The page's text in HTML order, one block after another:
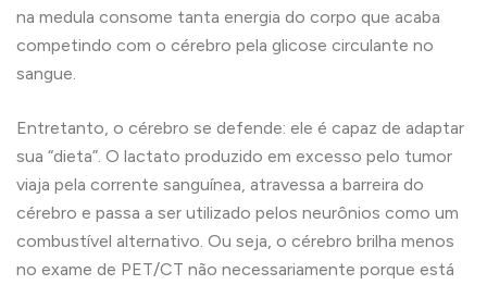
na medula consome tanta energia do corpo que acaba
competindo com o cérebro pela glicose circulante no
sangue.
Entretanto, o cérebro se defende: ele é capaz de adaptar
sua “dieta”. O lactato produzido em excesso pelo tumor
viaja pela corrente sanguínea, atravessa a barreira do
cérebro e passa a ser utilizado pelos neurônios como um
combustível alternativo. Ou seja, o cérebro brilha menos
no exame de PET/CT não necessariamente porque está